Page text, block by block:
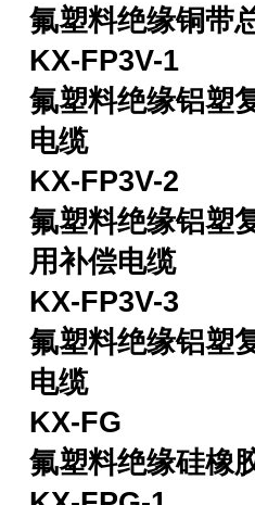
氟塑料绝缘铜带
KX-FP3V-1
氟塑料绝缘铝塑
电缆
KX-FP3V-2
氟塑料绝缘铝塑
用补偿电缆
KX-FP3V-3
氟塑料绝缘铝塑
电缆
KX-FG
氟塑料绝缘硅橡